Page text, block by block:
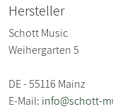
Hersteller
Schott Music
Weihergarten 5
DE - 55116 Mainz
E-Mail: info@schott-